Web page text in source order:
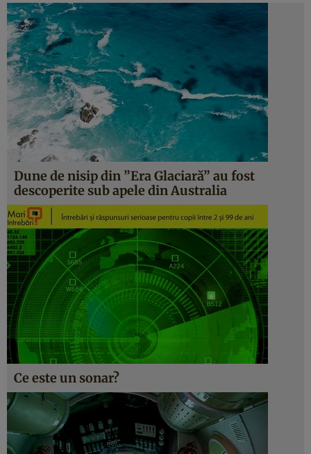
Dune de nisip din ”Era Glaciară” au fost
descoperite sub apele din Australia
Ce este un sonar?